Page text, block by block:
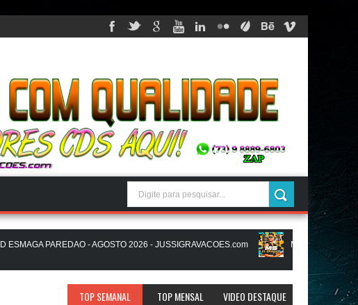
PAREDAO - AGOSTO 2026 - JUSSIGRAVACOES.com MIKAEL SANTOS - MS
NATANZINHO LIMA - NA LIGA EM SAMPA - CD
TOP SEMANAL TOP MENSAL VIDEO DESTAQUE